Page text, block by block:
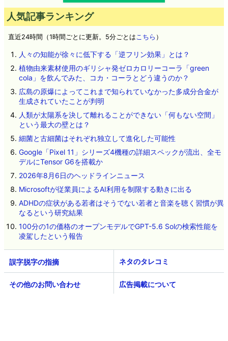
人気記事ランキング
直近24時間（1時間ごとに更新。5分ごとは こちら ）
人々の知能が徐々に低下する「逆フリン効果」とは？
植物由来素材使用のギリシャ発ゼロカロリーコーラ「green
cola」を飲んでみた、コカ・コーラとどう違うのか？
広島の原爆によってこれまで知られていなかった多成分合金が
生成されていたことが判明
人類が太陽系を決して離れることができない「何もない空間」
という最大の壁とは？
細菌と古細菌はそれぞれ独立して進化した可能性
Google「Pixel 11」シリーズ4機種の詳細スペックが流出、全モ
デルにTensor G6を搭載か
2026年8月6日のヘッドラインニュース
Microsoftが従業員によるAI利用を制限する動きに出る
ADHDの症状がある若者はそうでない若者と音楽を聴く習慣が異
なるという研究結果
100分の1の価格のオープンモデルでGPT-5.6 Solの検索性能を
凌駕したという報告
ネタのタレコミ
その他のお問い合わせ 広告掲載について